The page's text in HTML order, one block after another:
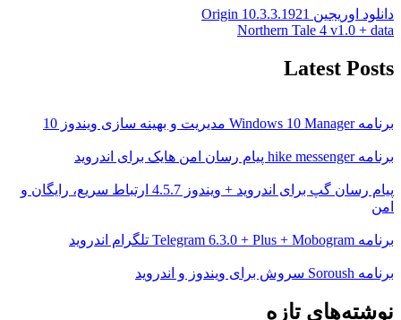
دانلود اوریجین Origin 10.3.3.1921
Northern Tale 4 v1.0 + data
Latest Posts
برنامه Windows 10 Manager مدیریت و بهینه سازی ویندوز 10
برنامه hike messenger پیام‌ رسان‌ امن هایک برای اندروید
پیام رسان گپ برای اندروید + ویندوز 4.5.7 ارتباط سریع، رایگان و
امن
برنامه Telegram 6.3.0 + Plus + Mobogram تلگرام اندروید
برنامه Soroush سروش برای ویندوز و اندروید
نوشته‌های تازه